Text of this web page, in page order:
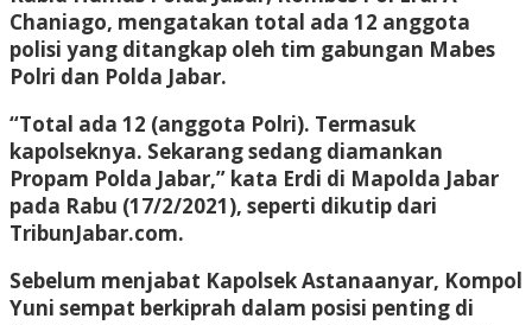
Chaniago, mengatakan total ada 12 anggota
polisi yang ditangkap oleh tim gabungan Mabes
Polri dan Polda Jabar.
“Total ada 12 (anggota Polri). Termasuk
kapolseknya. Sekarang sedang diamankan
Propam Polda Jabar,” kata Erdi di Mapolda Jabar
pada Rabu (17/2/2021), seperti dikutip dari
TribunJabar.com.
Sebelum menjabat Kapolsek Astanaanyar, Kompol
Yuni sempat berkiprah dalam posisi penting di